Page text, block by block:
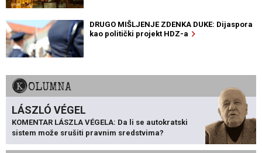
DRUGO MIŠLJENJE ZDENKA DUKE: Dijaspora
kao politički projekt HDZ-a
KOLUMNA
LÁSZLÓ VÉGEL
KOMENTAR LÁSZLA VÉGELA: Da li se autokratski
sistem može srušiti pravnim sredstvima?